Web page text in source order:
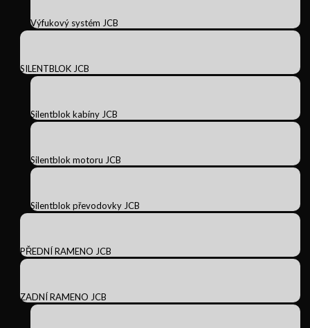
Výfukový systém JCB
SILENTBLOK JCB
Silentblok kabíny JCB
Silentblok motoru JCB
Silentblok převodovky JCB
PŘEDNÍ RAMENO JCB
ZADNÍ RAMENO JCB